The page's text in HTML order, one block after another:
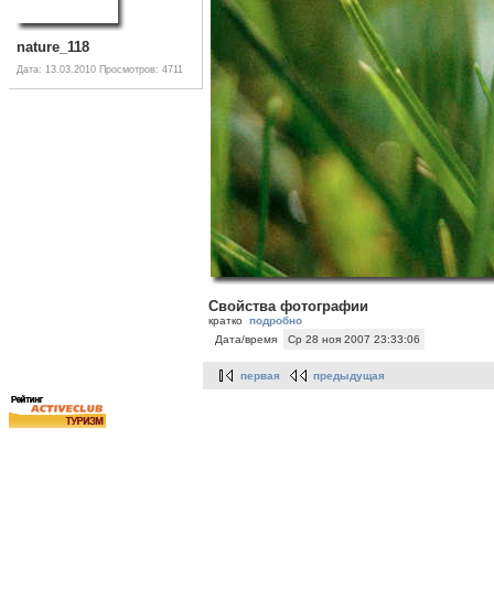
nature_118
Дата: 13.03.2010 Просмотров: 4711
Свойства фотографии
кратко подробно
Дата/время
Ср 28 ноя 2007 23:33:06
первая предыдущая